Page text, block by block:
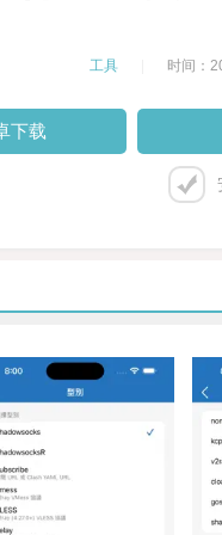
工具 时间：
下载